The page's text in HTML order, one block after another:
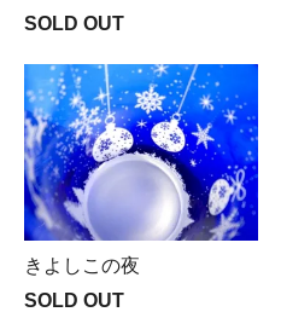
SOLD OUT
きよしこの夜
SOLD OUT